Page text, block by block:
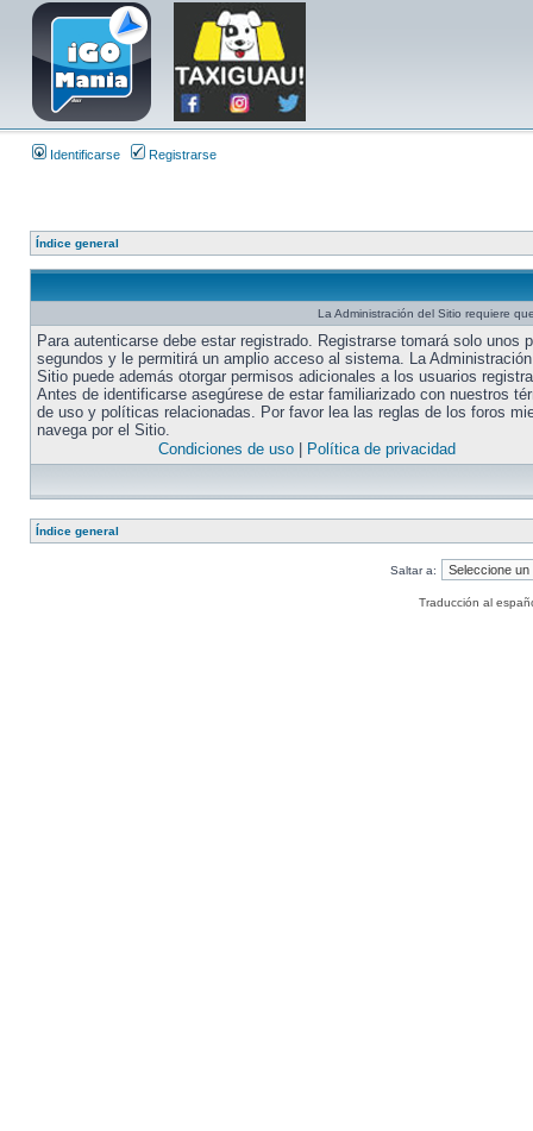
Identificarse Registrarse
Índice general
La Administración del Sitio requiere
Para autenticarse debe estar registrado. Registrarse tomará solo unos
segundos y le permitirá un amplio acceso al sistema. La
Sitio puede además otorgar permisos adicionales a los usuarios
Antes de identificarse asegúrese de estar familiarizado con nuestros
de uso y políticas relacionadas. Por favor lea las reglas de los foros
navega por el Sitio.
Condiciones de uso| Política de privacidad
Índice general
Saltar a:
Traducción al